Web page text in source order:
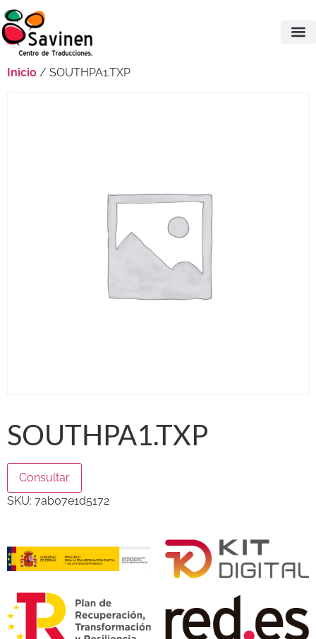
Inicio / SOUTHPA1.TXP
SOUTHPA1.TXP
Consultar
SKU: 7ab07e1d5172